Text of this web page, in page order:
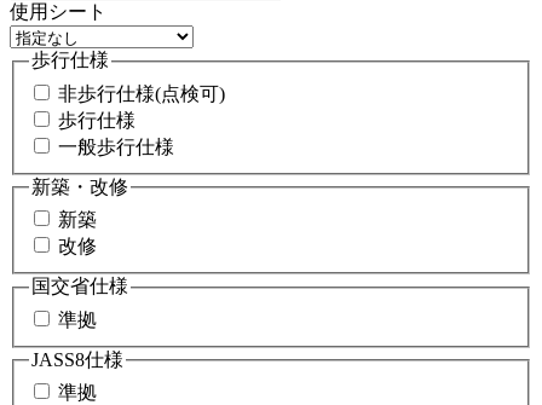
使用シート
歩行仕様
非歩行仕様(点検可)
歩行仕様
一般歩行仕様
新築・改修
新築
改修
国交省仕様
準拠
JASS8仕様
準拠